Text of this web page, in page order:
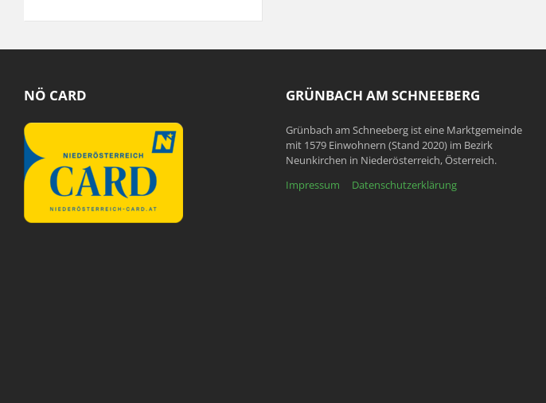
NÖ CARD GRÜNBACH AM SCHNEEBERG
Grünbach am Schneeberg ist eine Marktgemeinde
mit 1579 Einwohnern (Stand 2020) im Bezirk
Neunkirchen in Niederösterreich, Österreich.
Impressum
Datenschutzerklärung